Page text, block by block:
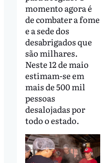
momento agora é
de combater a fome
e a sede dos
desabrigados que
são milhares.
Neste 12 de maio
estimam-se em
mais de 500 mil
pessoas
desalojadas por
todo o estado.